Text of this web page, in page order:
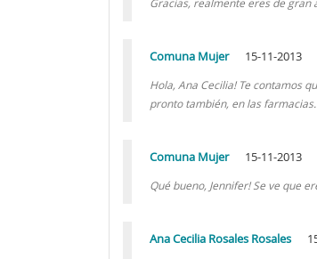
Gracias, realmente eres de gran
Comuna Mujer 15-11-2013
Hola, Ana Cecilia! Te contamos
pronto también, en las
Comuna Mujer 15-11-2013
Qué bueno, Jennifer! Se ve que
Ana Cecilia Rosales Rosales